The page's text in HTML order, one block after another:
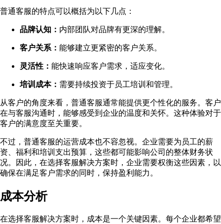
普通客服的特点可以概括为以下几点：
品牌认知： 内部团队对品牌有更深的理解。
客户关系： 能够建立更紧密的客户关系。
灵活性： 能快速响应客户需求，适应变化。
培训成本： 需要持续投资于员工培训和管理。
从客户的角度来看，普通客服通常能提供更个性化的服务。客户
在与客服沟通时，能够感受到企业的温度和关怀。这种体验对于
客户的满意度至关重要。
不过，普通客服的运营成本也不容忽视。企业需要为员工的薪
资、福利和培训支出预算，这些都可能影响公司的整体财务状
况。因此，在选择客服解决方案时，企业需要权衡这些因素，以
确保在满足客户需求的同时，保持盈利能力。
成本分析
在选择客服解决方案时，成本是一个关键因素。每个企业都希望